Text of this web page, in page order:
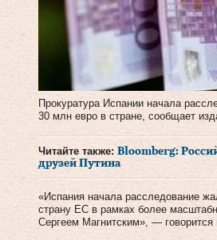
Прокуратура Испании начала
30 млн евро в стране, сообщает
Читайте также: Bloomberg:
друзей Путина
«Испания начала расследование
страну ЕС в рамках более
Сергеем Магнитским», — говорится